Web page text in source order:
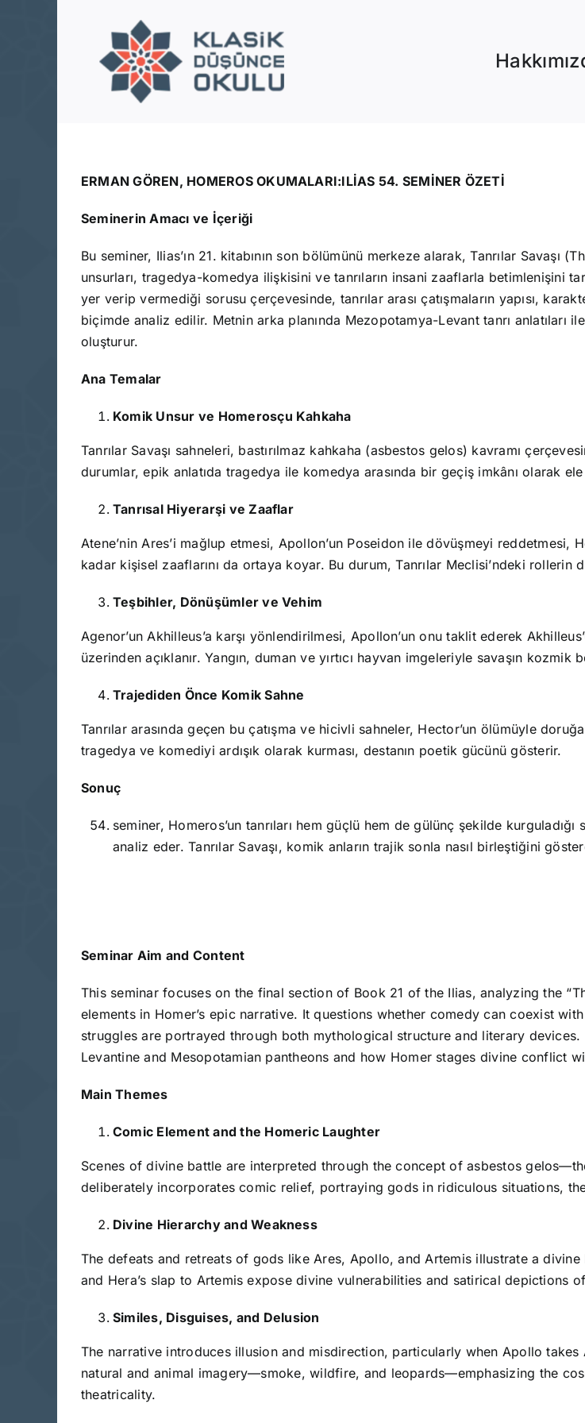
ERMAN GÖREN, HOMEROS OKUMALARI:ILİAS 54. SEMİNER ÖZETİ
Seminerin Amacı ve İçeriği
Bu seminer, Ilias’ın 21. kitabının son bölümünü merkeze alarak, Tanrılar Savaşı
unsurları, tragedya-komedya ilişkisini ve tanrıların insani zaaflarla betimlenişini
yer verip vermediği sorusu çerçevesinde, tanrılar arası çatışmaların yapısı,
biçimde analiz edilir. Metnin arka planında Mezopotamya-Levant tanrı
oluşturur.
Ana Temalar
Komik Unsur ve Homerosçu Kahkaha
Tanrılar Savaşı sahneleri, bastırılmaz kahkaha (asbestos gelos) kavramı
durumlar, epik anlatıda tragedya ile komedya arasında bir geçiş imkânı olarak ele
Tanrısal Hiyerarşi ve Zaaflar
Atene’nin Ares’i mağlup etmesi, Apollon’un Poseidon ile dövüşmeyi reddetmesi,
kadar kişisel zaaflarını da ortaya koyar. Bu durum, Tanrılar Meclisi’ndeki
Teşbihler, Dönüşümler ve Vehim
Agenor’un Akhilleus’a karşı yönlendirilmesi, Apollon’un onu taklit ederek
üzerinden açıklanır. Yangın, duman ve yırtıcı hayvan imgeleriyle savaşın kozmik
Trajediden Önce Komik Sahne
Tanrılar arasında geçen bu çatışma ve hicivli sahneler, Hector’un ölümüyle
tragedya ve komediyi ardışık olarak kurması, destanın poetik gücünü gösterir.
Sonuç
seminer, Homeros’un tanrıları hem güçlü hem de gülünç şekilde kurguladığı
analiz eder. Tanrılar Savaşı, komik anların trajik sonla nasıl birleştiğini
Seminar Aim and Content
This seminar focuses on the final section of Book 21 of the Ilias, analyzing the
elements in Homer’s epic narrative. It questions whether comedy can coexist
struggles are portrayed through both mythological structure and literary
Levantine and Mesopotamian pantheons and how Homer stages divine conflict
Main Themes
Comic Element and the Homeric Laughter
Scenes of divine battle are interpreted through the concept of asbestos
deliberately incorporates comic relief, portraying gods in ridiculous situations,
Divine Hierarchy and Weakness
The defeats and retreats of gods like Ares, Apollo, and Artemis illustrate a
and Hera’s slap to Artemis expose divine vulnerabilities and satirical depictions
Similes, Disguises, and Delusion
The narrative introduces illusion and misdirection, particularly when Apollo
natural and animal imagery—smoke, wildfire, and leopards—emphasizing the
theatricality.